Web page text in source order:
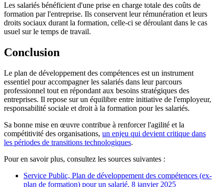
Les salariés bénéficient d'une prise en charge totale des coûts de
formation par l'entreprise. Ils conservent leur rémunération et leurs
droits sociaux durant la formation, celle-ci se déroulant dans le cas
usuel sur le temps de travail.
Conclusion
Le plan de développement des compétences est un instrument
essentiel pour accompagner les salariés dans leur parcours
professionnel tout en répondant aux besoins stratégiques des
entreprises. Il repose sur un équilibre entre initiative de l'employeur,
responsabilité sociale et droit à la formation pour les salariés.
Sa bonne mise en œuvre contribue à renforcer l'agilité et la
compétitivité des organisations, un enjeu qui devient critique dans
les périodes de transitions technologiques.
Pour en savoir plus, consultez les sources suivantes :
Service Public, Plan de développement des compétences (ex-
plan de formation) pour un salarié, 8 janvier 2025